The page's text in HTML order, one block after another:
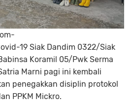
19 Siak Dandim 0322/Siak
Koramil 05/Pwk Serma
Marni pagi ini kembali
penegakkan disiplin protokol
PPKM Mickro.